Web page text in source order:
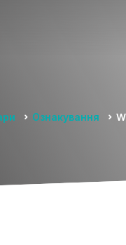
Ознакування